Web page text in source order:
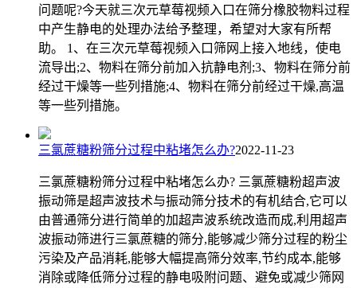
问题呢?今天就三次元草莓视频入口在筛分橡胶物料过程
中产生静电的处理办法给予整理，希望对大家有所帮
助。 1、在三次元草莓视频入口筛网上接入地线，使电
流导出;2、物料在筛分前加入抗静电剂;3、物料在筛分前
经过干燥等一些列措施;4、物料在筛分前经过干燥,高温
等一些列措施。
三氯蔗糖粉筛分过程中粘堵怎么办?2022-11-23
三氯蔗糖粉筛分过程中粘堵怎么办? 三氯蔗糖粉超声波
振动筛是超声波技术与振动筛分技术的有机结合,它可以
由普通筛分进行简单的加超声波系统改造而成,利用超声
波振动筛进行三氯蔗糖的筛分,能够减少筛分过程的粉尘
污染及产品消耗,能够大幅提高筛分效率,节约成本,能够
消除或降低筛分过程的静电吸附问题、避免或减少筛网